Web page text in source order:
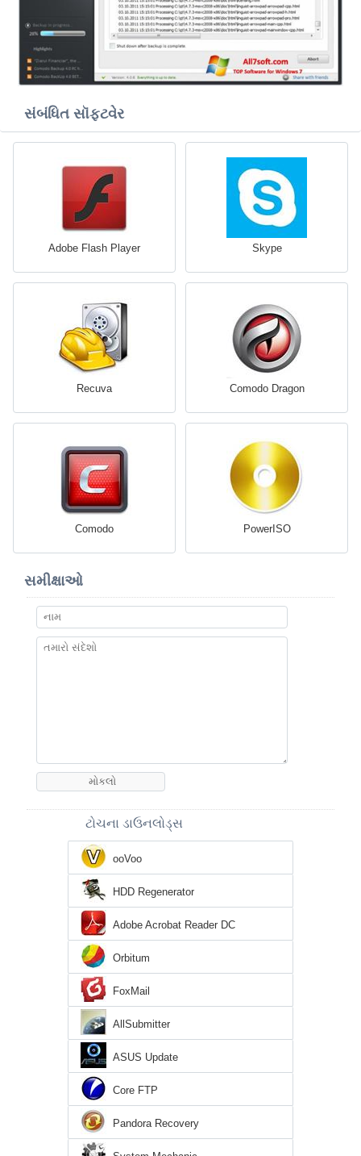
સંબંધિત સૉફ્ટવેર
Adobe Flash Player Skype
Recuva Comodo Dragon
Comodo PowerISO
સમીક્ષાઓ
ટોચના ડાઉનલોડ્સ
ooVoo
HDD Regenerator
Adobe Acrobat Reader DC
Orbitum
FoxMail
AllSubmitter
ASUS Update
Core FTP
Pandora Recovery